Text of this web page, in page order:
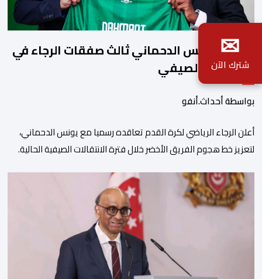
رسميا..يونس الدحماني ثالث صفقات الرجاء في
الميركاتو الصيفي
بواسطة أحداث.أنفو
أعلن الرجاء الرياضي لكرة القدم تعاقده رسميا مع يونس الدحماني،
لتعزيز خط هجوم الفريق الأخضر خلال فترة الانتقالات الصيفية الحالية. ​
حيث يعول عليه الطاقم التقني للرجاء لتقديم الإضافة المرجوة في
المسابقات المحلية والقارية المقبلة. ​وجاء هذا التعاقد بعد أداء لافت
قدمه اللاعب برفقة اتحاد […]
✉
شترك الآن